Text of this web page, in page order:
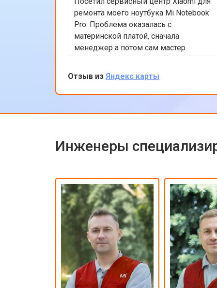
ремонта моего ноутбука Mi Notebook
Pro. Проблема оказалась с
материнской платой, сначала
менеджер а потом сам мастер
подробно объяснили процесс
ремонта. Утром оставил заявку, в
обед курьер приехал и к вечеру
ноутбук был готов-очень быстро.
качеством ремонта.
Отзыв из Яндекс карты
Инженеры